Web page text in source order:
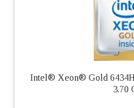
Intel® Xeon® Gold 6434H
3.70